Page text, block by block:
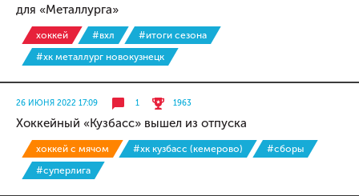
для «Металлурга»
хоккей #вхл
#итоги сезона
#хк металлург новокузнецк
26 ИЮНЯ 2022 17:09 1 1963
Хоккейный «Кузбасс» вышел из отпуска
хоккей с мячом #хк кузбасс (кемерово)
#сборы
#суперлига